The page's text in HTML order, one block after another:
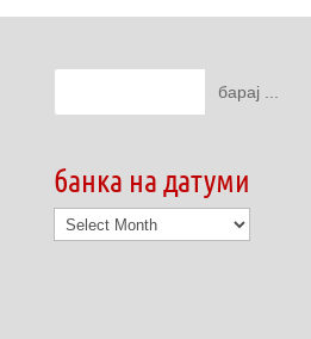
банка на датуми
банка
на